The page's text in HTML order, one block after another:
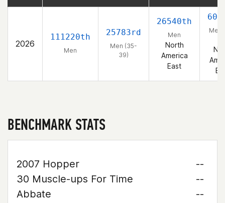
2026
111220th
Men
25783rd
Men (35-
39)
26540th
Men
North
America
East
Men
BENCHMARK STATS
2007 Hopper
--
30 Muscle-ups For Time
--
Abbate
--